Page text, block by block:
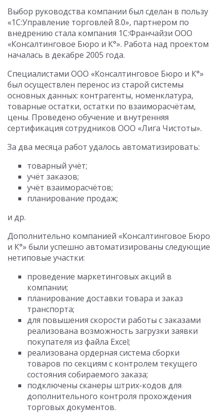
Выбор руководства компании был сделан в пользу
«1С:Управление торговлей 8.0», партнером по
внедрению стала компания 1С:Франчайзи ООО
«Консалтинговое Бюро и К°». Работа над проектом
началась в декабре 2005 года.
Специалистами ООО «Консалтинговое Бюро и К°»
был осуществлен перенос из старой системы
основных данных: контрагенты, номенклатура,
товарные остатки, остатки по взаиморасчётам,
цены. Проведено обучение и внутренняя
сертификация сотрудников ООО «Лига Чистоты».
За два месяца работ удалось автоматизировать:
товарный учёт;
учёт заказов;
учёт взаиморасчётов;
планирование продаж;
и др.
Дополнительно компанией «Консалтинговое Бюро
и К°» были успешно автоматизированы следующие
нетиповые участки:
проведение маркетинговых акций в
компании;
планирование доставки товара и заказ
транспорта;
для повышения скорости работы с заказами
реализована возможность загрузки заявки
покупателя из файла Excel;
реализована ордерная система сборки
товаров по секциям с контролем текущего
состояния собираемого заказа;
подключены сканеры штрих-кодов для
дополнительного контроля прохождения
торговых документов.